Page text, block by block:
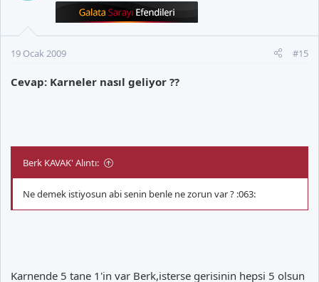
19 Ocak 2009 #15
Cevap: Karneler nasıl geliyor ??
Berk KAVAK' Alıntı:
Ne demek istiyosun abi senin benle ne zorun var ? :063:
Karnende 5 tane 1'in var Berk,isterse gerisinin hepsi 5 olsun